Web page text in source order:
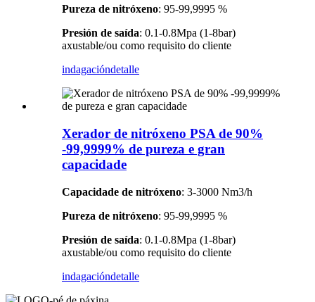
Pureza de nitróxeno: 95-99,9995 %
Presión de saída: 0.1-0.8Mpa (1-8bar)
axustable/ou como requisito do cliente
indagacióndetalle
Xerador de nitróxeno PSA de 90%
-99,9999% de pureza e gran
capacidade
Capacidade de nitróxeno: 3-3000 Nm3/h
Pureza de nitróxeno: 95-99,9995 %
Presión de saída: 0.1-0.8Mpa (1-8bar)
axustable/ou como requisito do cliente
indagacióndetalle